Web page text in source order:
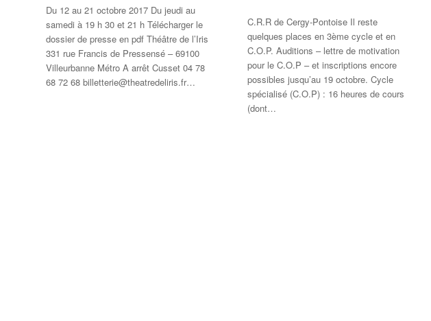
Du 12 au 21 octobre 2017 Du jeudi au
samedi à 19 h 30 et 21 h Télécharger le
dossier de presse en pdf Théâtre de l’Iris
331 rue Francis de Pressensé – 69100
Villeurbanne Métro A arrêt Cusset 04 78
68 72 68 billetterie@theatredeliris.fr…
C.R.R de Cergy-Pontoise Il reste
quelques places en 3ème cycle et en
C.O.P. Auditions – lettre de motivation
pour le C.O.P – et inscriptions encore
possibles jusqu’au 19 octobre. Cycle
spécialisé (C.O.P) : 16 heures de cours
(dont…